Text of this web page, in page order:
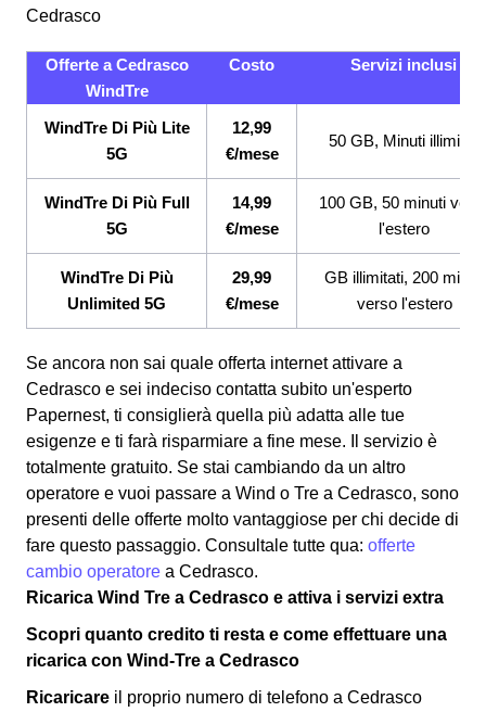
Cedrasco
Offerte a Cedrasco
WindTre
Costo Servizi inclusi
WindTre Di Più Lite
5G
12,99
€/mese
50 GB, Minuti illimitati
WindTre Di Più Full
5G
14,99
€/mese
100 GB, 50 minuti
l'estero
WindTre Di Più
Unlimited 5G
29,99
€/mese
GB illimitati, 200 minuti
verso l'estero
Se ancora non sai quale offerta internet attivare a
Cedrasco e sei indeciso contatta subito un'esperto
Papernest, ti consiglierà quella più adatta alle tue
esigenze e ti farà risparmiare a fine mese. Il servizio è
totalmente gratuito. Se stai cambiando da un altro
operatore e vuoi passare a Wind o Tre a Cedrasco, sono
presenti delle offerte molto vantaggiose per chi decide di
fare questo passaggio. Consultale tutte qua: offerte
cambio operatore a Cedrasco.
Ricarica Wind Tre a Cedrasco e attiva i servizi extra
Scopri quanto credito ti resta e come effettuare una
ricarica con Wind-Tre a Cedrasco
Ricaricare il proprio numero di telefono a Cedrasco